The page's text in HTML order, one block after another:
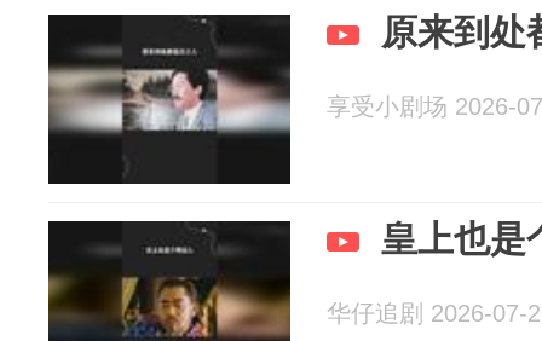
原来到处
享受小剧场 2026-
皇上也是
华仔追剧 2026-07-